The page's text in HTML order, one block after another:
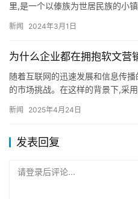
里,是一个以傣族为世居民族的小
新闻 2024年3月1日
为什么企业都在拥抱软文营
随着互联网的迅速发展和信息传
的市场挑战。在这样的背景下,采
新闻 2025年4月24日
发表回复
请登录后评论...